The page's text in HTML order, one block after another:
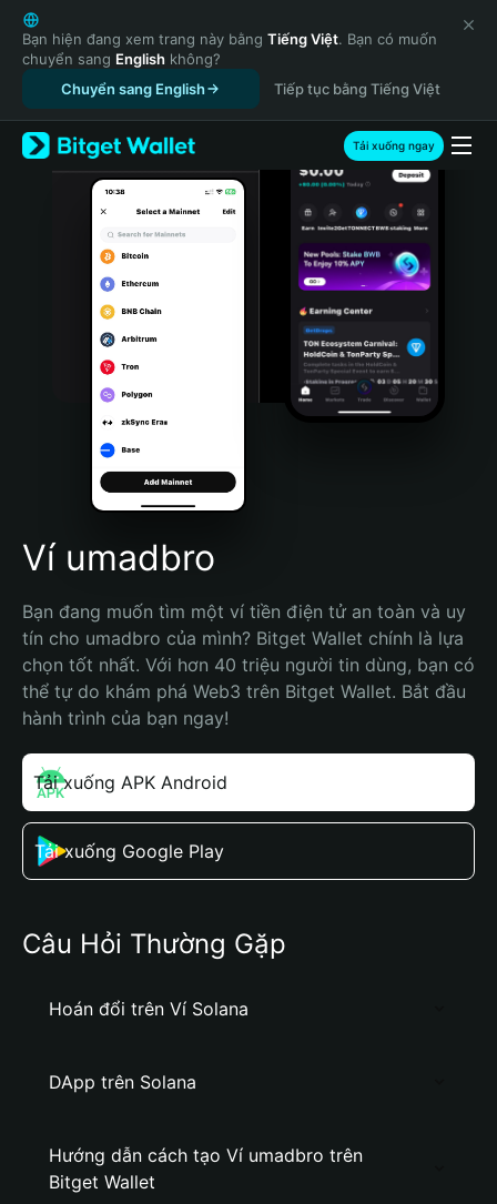
English
日本語
Tiếng Việt
Русский
Español (Latinoamérica)
Türkçe
Italiano
Português (Portugal)
Bahasa Indonesia
Português (Brasil)
Español (Argentina)
Bạn hiện đang xem trang này bằng Tiếng Việt. Bạn có muốn
chuyển sang English không?
Chuyển sang English
Tiếp tục bằng Tiếng Việt
Tải xuống ngay
Ví umadbro
Bạn đang muốn tìm một ví tiền điện tử an toàn và uy
tín cho umadbro của mình? Bitget Wallet chính là lựa
chọn tốt nhất. Với hơn 40 triệu người tin dùng, bạn có
thể tự do khám phá Web3 trên Bitget Wallet. Bắt đầu
hành trình của bạn ngay!
Tải xuống APK Android
Tải xuống Google Play
Câu Hỏi Thường Gặp
Hoán đổi trên Ví Solana
DApp trên Solana
Hướng dẫn cách tạo Ví umadbro trên
Bitget Wallet